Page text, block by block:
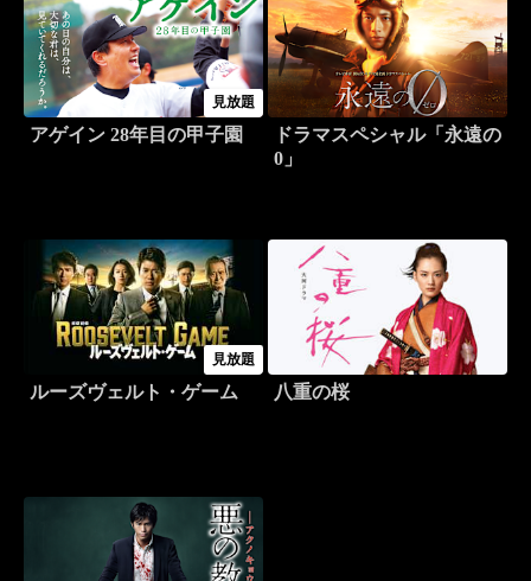
見放題
アゲイン 28年目の甲子園
ドラマスペシャル「永遠の
0」
見放題
ルーズヴェルト・ゲーム 八重の桜